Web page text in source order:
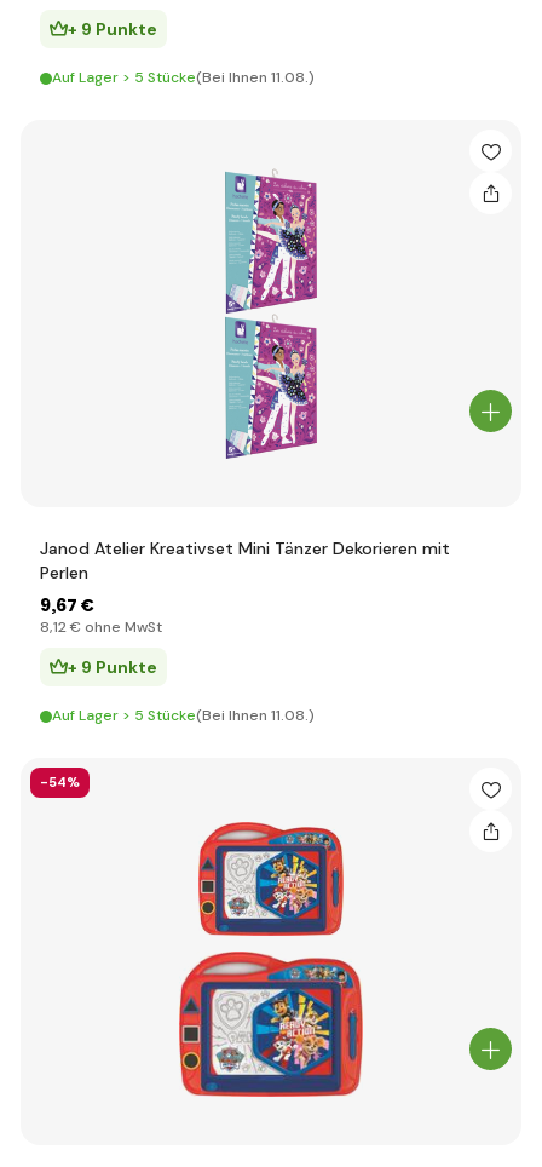
+ 9 Punkte
Auf Lager > 5 Stücke(Bei Ihnen 11.08.)
Janod Atelier Kreativset Mini Tänzer Dekorieren mit
Perlen
9,67 €
8,12 € ohne MwSt
+ 9 Punkte
Auf Lager > 5 Stücke(Bei Ihnen 11.08.)
-54%